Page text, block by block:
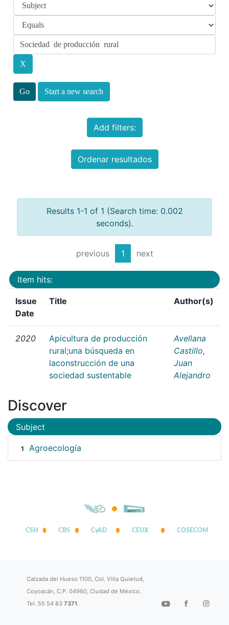
Start a new search
Add filters:
Ordenar resultados
Results 1-1 of 1 (Search time: 0.002
seconds).
previous 1 next
Item hits:
Issue
Date
Title Author(s)
2020
Apicultura de producción
rural;una búsqueda en
laconstrucción de una
sociedad sustentable
Avellana
Castillo,
Juan
Alejandro
Discover
Subject
1 Agroecología
CSH CBS CyAD CEUX COSECOM
Calzada del Hueso 1100, Col. Villa Quietud,
Coyoacán, C.P. 04960, Ciudad de México.
Tel. 55 54 837371